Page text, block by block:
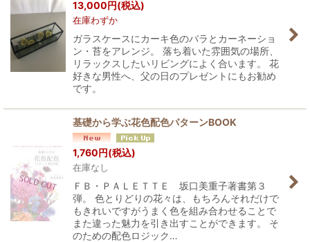
13,000円(税込)
在庫わずか
ガラスケースにカーキ色のバラとカーネーショ
ン・苔をアレンジ。 落ち着いた雰囲気の場所、
リラックスしたいリビングによく合います。 花
好きな男性へ、父の日のプレゼントにもお勧め
です。
基礎から学ぶ花色配色パターンBOOK
1,760円(税込)
在庫なし
ＦＢ・ＰＡＬＥＴＴＥ 坂口美重子著書第３
弾。 色とりどりの花々は、もちろんそれだけで
もきれいですがうまく色を組み合わせることで
また違った魅力を引き出すことができます。 そ
のための配色ロジック…